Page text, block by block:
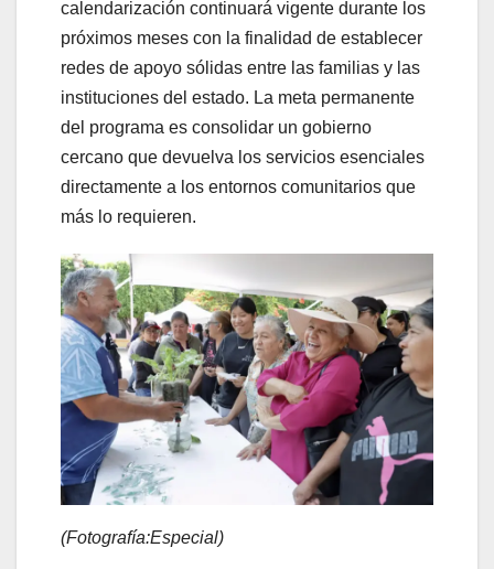
calendarización continuará vigente durante los
próximos meses con la finalidad de establecer
redes de apoyo sólidas entre las familias y las
instituciones del estado. La meta permanente
del programa es consolidar un gobierno
cercano que devuelva los servicios esenciales
directamente a los entornos comunitarios que
más lo requieren.
(Fotografía:Especial)